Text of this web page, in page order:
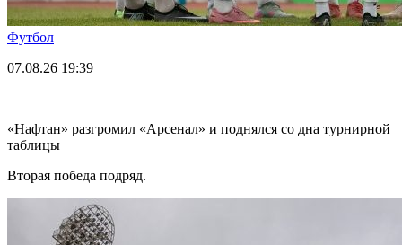
Футбол
07.08.26 19:39
«Нафтан» разгромил «Арсенал» и поднялся со дна турнирной
таблицы
Вторая победа подряд.